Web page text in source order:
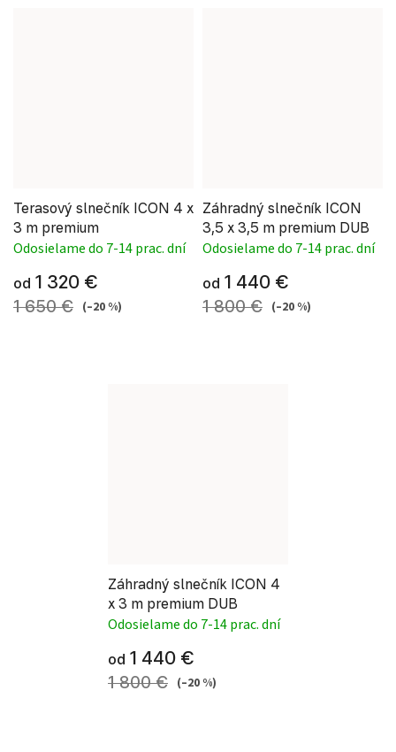
Terasový slnečník ICON 4 x
3 m premium
Odosielame do 7-14 prac. dní
od 1 320 €
1 650 € (–20 %)
Záhradný slnečník ICON
3,5 x 3,5 m premium DUB
Odosielame do 7-14 prac. dní
od 1 440 €
1 800 € (–20 %)
Záhradný slnečník ICON 4
x 3 m premium DUB
Odosielame do 7-14 prac. dní
od 1 440 €
1 800 € (–20 %)